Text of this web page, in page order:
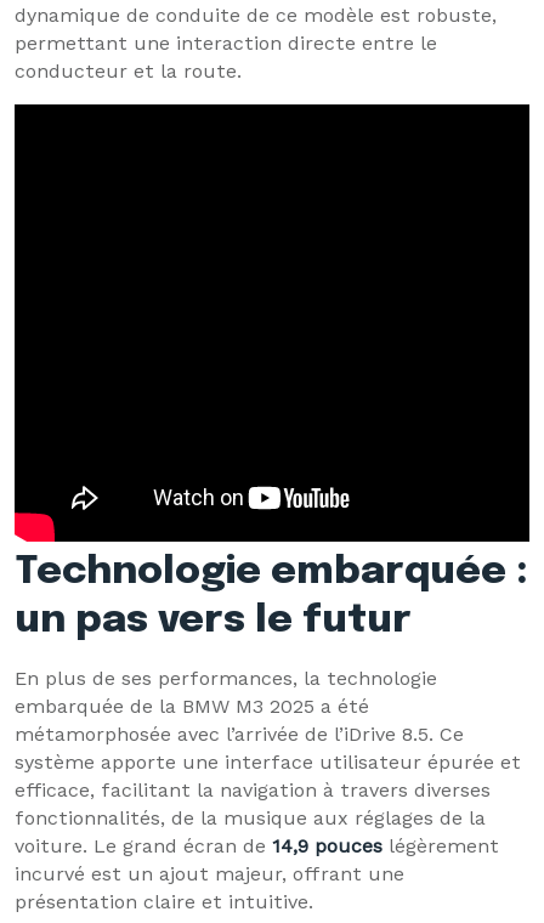
dynamique de conduite de ce modèle est robuste,
permettant une interaction directe entre le
conducteur et la route.
Technologie embarquée :
un pas vers le futur
En plus de ses performances, la technologie
embarquée de la BMW M3 2025 a été
métamorphosée avec l’arrivée de l’iDrive 8.5. Ce
système apporte une interface utilisateur épurée et
efficace, facilitant la navigation à travers diverses
fonctionnalités, de la musique aux réglages de la
voiture. Le grand écran de 14,9 pouces légèrement
incurvé est un ajout majeur, offrant une
présentation claire et intuitive.